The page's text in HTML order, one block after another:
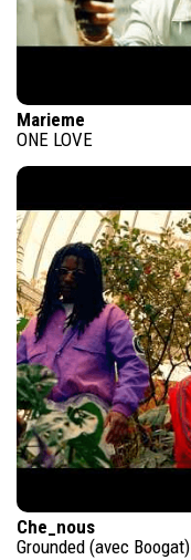
Marieme
ONE LOVE
Che_nous
Grounded (avec Boogat)